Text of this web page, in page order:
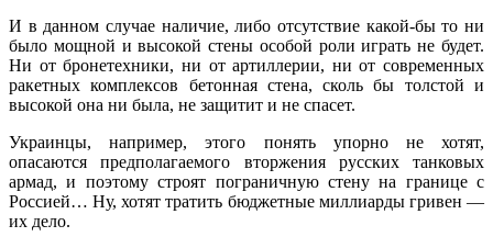
И в данном случае наличие, либо отсутствие какой-бы то ни
было мощной и высокой стены особой роли играть не будет.
Ни от бронетехники, ни от артиллерии, ни от современных
ракетных комплексов бетонная стена, сколь бы толстой и
высокой она ни была, не защитит и не спасет.
Украинцы, например, этого понять упорно не хотят,
опасаются предполагаемого вторжения русских танковых
армад, и поэтому строят пограничную стену на границе с
Россией… Ну, хотят тратить бюджетные миллиарды гривен —
их дело.